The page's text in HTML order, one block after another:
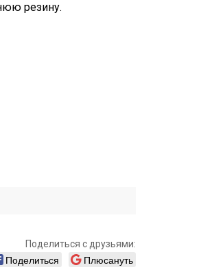
резину.
Поделиться с друзьями:
Поделиться
Плюсануть